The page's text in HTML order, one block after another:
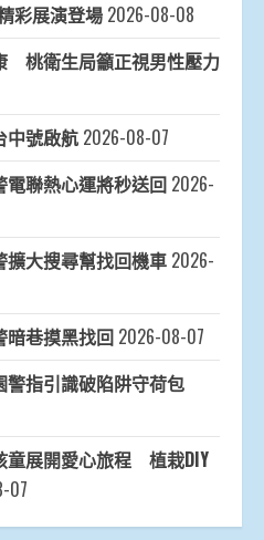
彩展演登場 2026-08-08
桃衛生局籲正視男性壓力
中號啟航 2026-08-07
聯熱心運將秒送回 2026-
大搜尋幫找回機車 2026-
巷摸黑找回 2026-08-07
指引識破陷阱守荷包
童展開愛心旅程 植栽DIY
07